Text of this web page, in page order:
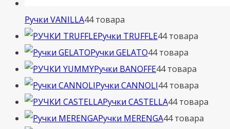
Ручки VANILLA44 товара
Ручки TRUFFLE44 товара
Ручки GELATO44 товара
Ручки BANOFFE44 товара
Ручки CANNOLI44 товара
Ручки CASTELLA44 товара
Ручки MERENGA44 товара